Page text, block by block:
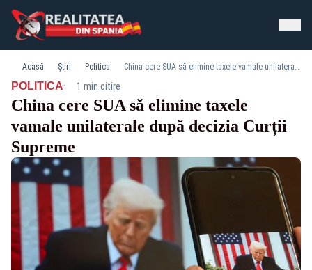
Acasă Știri Politica China cere SUA să elimine taxele vamale unilaterale după decizia Curții Supreme
POLITICA· 1 min citire
China cere SUA să elimine taxele
vamale unilaterale după decizia Curții
Supreme